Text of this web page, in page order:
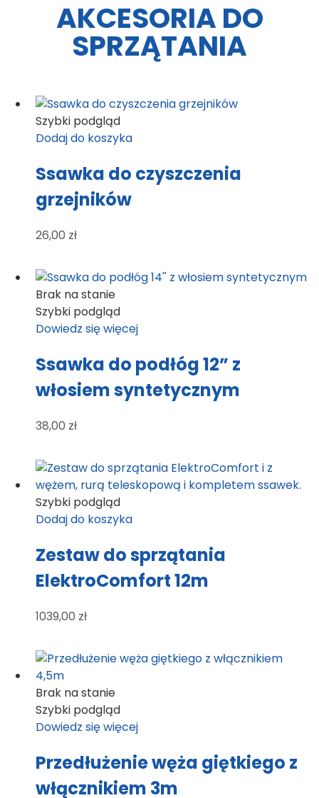
AKCESORIA DO
SPRZĄTANIA
Szybki podgląd
Dodaj do koszyka
Ssawka do czyszczenia
grzejników
26,00 zł
Brak na stanie
Szybki podgląd
Dowiedz się więcej
Ssawka do podłóg 12” z
włosiem syntetycznym
38,00 zł
Szybki podgląd
Dodaj do koszyka
Zestaw do sprzątania
ElektroComfort 12m
1039,00 zł
Brak na stanie
Szybki podgląd
Dowiedz się więcej
Przedłużenie węża giętkiego z
włącznikiem 3m